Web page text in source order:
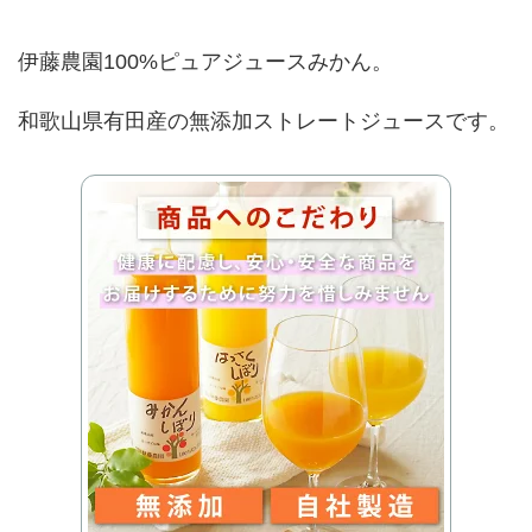
伊藤農園100%ピュアジュースみかん。
和歌山県有田産の無添加ストレートジュースです。